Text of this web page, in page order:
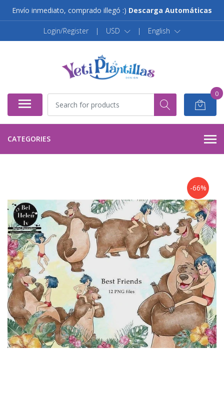
Envío inmediato, comprado illegó :) Descarga Automáticas
Login/Register | USD | English
0
CATEGORIES
-66%